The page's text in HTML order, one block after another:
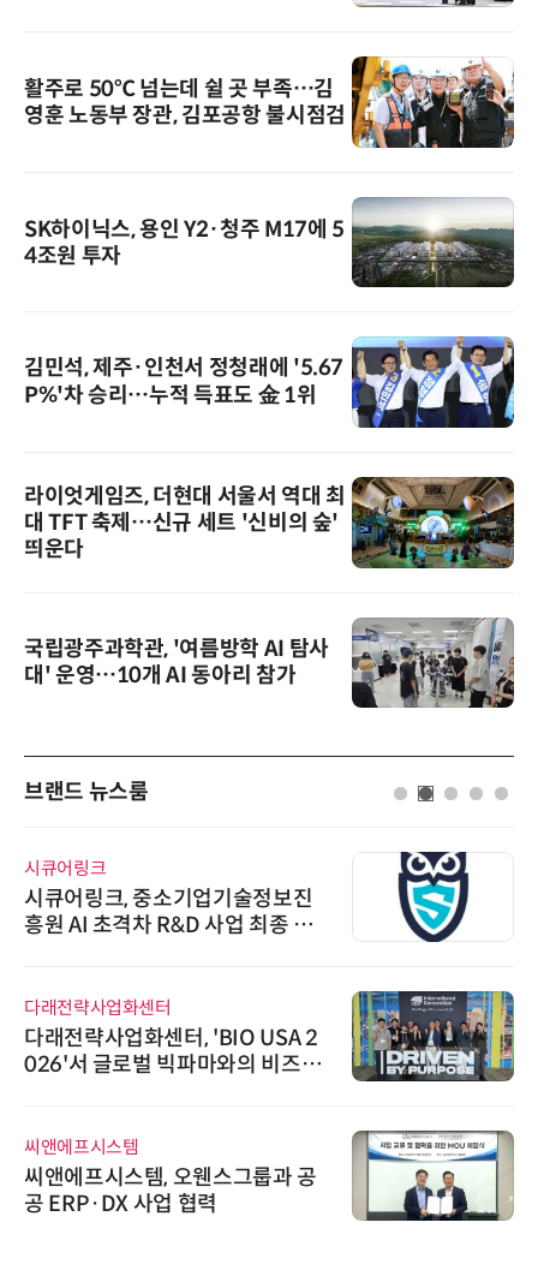
활주로 50℃ 넘는데 쉴 곳 부족…김
영훈 노동부 장관, 김포공항 불시점검
SK하이닉스, 용인 Y2·청주 M17에 5
4조원 투자
김민석, 제주·인천서 정청래에 '5.67
P%'차 승리…누적 득표도 金 1위
라이엇게임즈, 더현대 서울서 역대 최
대 TFT 축제…신규 세트 '신비의 숲'
띄운다
국립광주과학관, '여름방학 AI 탐사
대' 운영…10개 AI 동아리 참가
브랜드 뉴스룸
시큐어링크
시큐어링크, 중소기업기술정보진
흥원 AI 초격차 R&D 사업 최종 선
다래전략사업화센터
다래전략사업화센터, 'BIO USA 2
026'서 글로벌 빅파마와의 비즈니
씨앤에프시스템
씨앤에프시스템, 오웬스그룹과 공
공 ERP·DX 사업 협력